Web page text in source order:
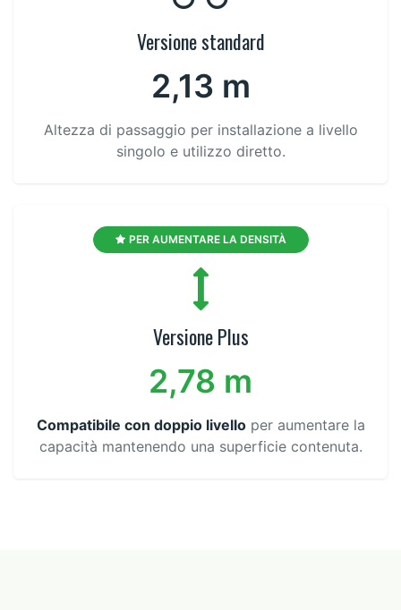
Versione standard
2,13 m
Altezza di passaggio per installazione a livello
singolo e utilizzo diretto.
PER AUMENTARE LA DENSITÀ
Versione Plus
2,78 m
Compatibile con doppio livelloper aumentare la
capacità mantenendo una superficie contenuta.